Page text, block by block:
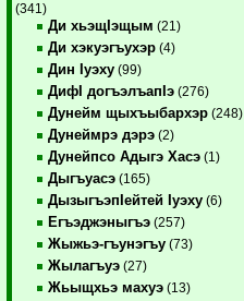
(341)
Ди хьэщIэщым (21)
Ди хэкуэгъухэр (4)
Дин Iуэху (99)
ДифI догъэлъапIэ (276)
Дунейм щыхъыбархэр (248)
Дунеймрэ дэрэ (2)
Дунейпсо Адыгэ Хасэ (1)
Дыгъуасэ (165)
ДызыгъэпIейтей Iуэху (6)
Егъэджэныгъэ (257)
Жыжьэ-гъунэгъу (73)
Жылагъуэ (27)
Жьыщхьэ махуэ (13)